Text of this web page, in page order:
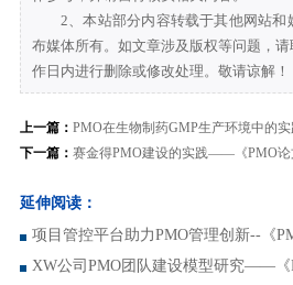
2、本站部分内容转载于其他网站
布媒体所有。如文章涉及版权等问题，
作日内进行删除或修改处理。敬请谅解！
上一篇：
下一篇： 赛金得PMO建设的实践——《PMO论
延伸阅读：